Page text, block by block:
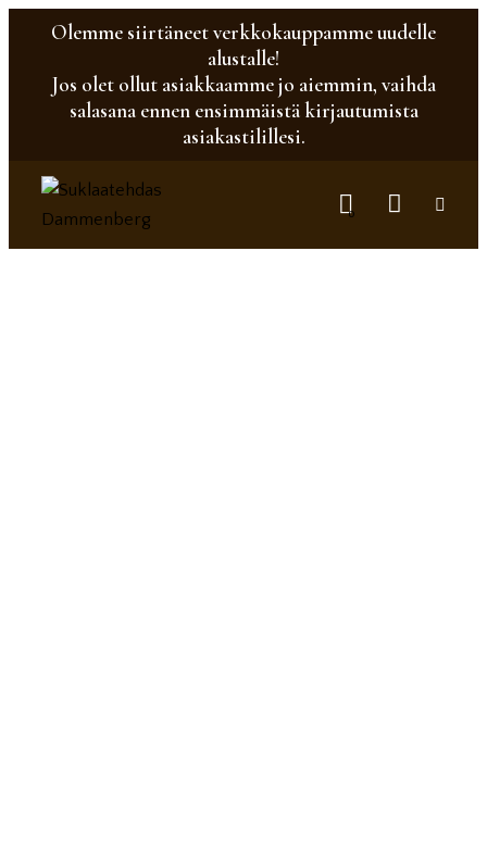
Olemme siirtäneet verkkokauppamme uudelle
alustalle!
Jos olet ollut asiakkaamme jo aiemmin, vaihda
salasana ennen ensimmäistä kirjautumista
asiakastilillesi.
0